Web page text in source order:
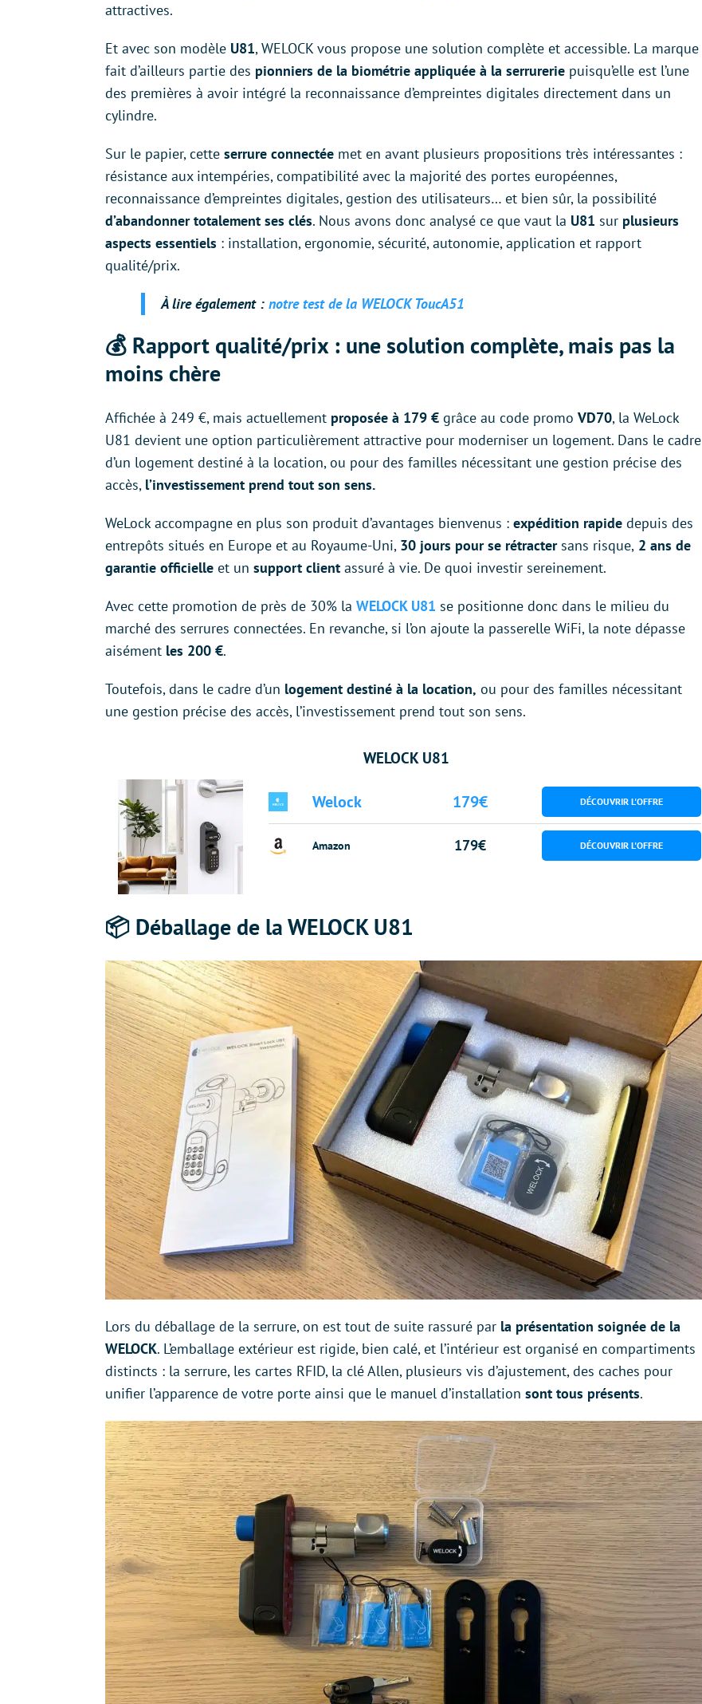
attractives.
Et avec son modèle U81, WELOCK vous propose une solution complète et accessible. La marque
fait d’ailleurs partie des pionniers de la biométrie appliquée à la serrurerie puisqu’elle est l’une
des premières à avoir intégré la reconnaissance d’empreintes digitales directement dans un
cylindre.
Sur le papier, cette serrure connectée met en avant plusieurs propositions très intéressantes :
résistance aux intempéries, compatibilité avec la majorité des portes européennes,
reconnaissance d’empreintes digitales, gestion des utilisateurs… et bien sûr, la possibilité
d’abandonner totalement ses clés. Nous avons donc analysé ce que vaut la U81 sur plusieurs
aspects essentiels : installation, ergonomie, sécurité, autonomie, application et rapport
qualité/prix.
À lire également : notre test de la WELOCK ToucA51
💰 Rapport qualité/prix : une solution complète, mais pas la
moins chère
Affichée à 249 €, mais actuellement proposée à 179 € grâce au code promo VD70, la WeLock
U81 devient une option particulièrement attractive pour moderniser un logement. Dans le cadre
d’un logement destiné à la location, ou pour des familles nécessitant une gestion précise des
accès, l’investissement prend tout son sens.
WeLock accompagne en plus son produit d’avantages bienvenus : expédition rapide depuis des
entrepôts situés en Europe et au Royaume-Uni, 30 jours pour se rétractersans risque, 2 ans de
garantie officielle et un support client assuré à vie. De quoi investir sereinement.
Avec cette promotion de près de 30% la WELOCK U81 se positionne donc dans le milieu du
marché des serrures connectées. En revanche, si l’on ajoute la passerelle WiFi, la note dépasse
aisément les 200 €.
Toutefois, dans le cadre d’un logement destiné à la location, ou pour des familles nécessitant
une gestion précise des accès, l’investissement prend tout son sens.
WELOCK U81
Welock 179€
Amazon 179€
📦 Déballage de la WELOCK U81
Lors du déballage de la serrure, on est tout de suite rassuré par la présentation soignée de la
WELOCK. L’emballage extérieur est rigide, bien calé, et l’intérieur est organisé en compartiments
distincts : la serrure, les cartes RFID, la clé Allen, plusieurs vis d’ajustement, des caches pour
unifier l’apparence de votre porte ainsi que le manuel d’installation sont tous présents.